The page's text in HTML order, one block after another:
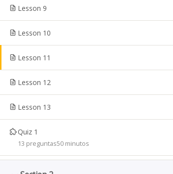
Lesson 9
Lesson 10
Lesson 11
Lesson 12
Lesson 13
Quiz 1
50 minutos
13 preguntas